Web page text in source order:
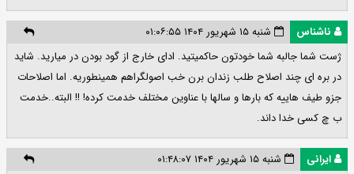
ناشناس
شنبه ۱۵ شهریور ۱۴۰۴ ۰۱:۰۶:۵۵
ژست شما جالبه شما خودتون حاکمیتید. ادای خارج از گود بودن در میارید. شاید
در بره ای چند اصلاح طلب زندان برن خب اصولگراهم همینطوریه. اما اصلاحات
جزو طیف هاییه که بارها و سالها با عناوین مختلف خدمت کرده! !! البته..خدمت
ب چ کسی خدا داند.
ایرانی
شنبه ۱۵ شهریور ۱۴۰۴ ۰۱:۴۸:۰۷